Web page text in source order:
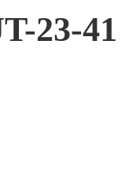
23-41